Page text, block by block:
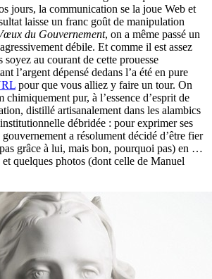
jours, la communication se la joue Web et
laisse un franc goût de manipulation
du Gouvernement, on a même passé un
débile. Et comme il est assez
au courant de cette prouesse
l’argent dépensé dedans l’a été en pure
pour que vous alliez y faire un tour. On
chimiquement pur, à l’essence d’esprit de
distillé artisanalement dans les alambics
débridée : pour exprimer ses
a résolument décidé d’être fier
grâce à lui, mais bon, pourquoi pas) en …
quelques photos (dont celle de Manuel